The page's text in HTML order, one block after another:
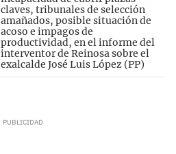
claves, tribunales de selección
amañados, posible situación de
acoso e impagos de
productividad, en el informe del
interventor de Reinosa sobre el
exalcalde José Luis López (PP)